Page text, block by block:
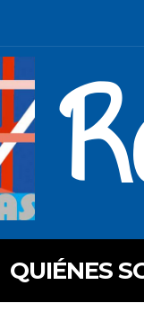
QUIÉNES